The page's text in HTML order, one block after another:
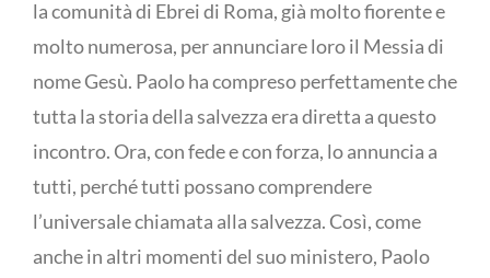
la comunità di Ebrei di Roma, già molto fiorente e
molto numerosa, per annunciare loro il Messia di
nome Gesù. Paolo ha compreso perfettamente che
tutta la storia della salvezza era diretta a questo
incontro. Ora, con fede e con forza, lo annuncia a
tutti, perché tutti possano comprendere
l’universale chiamata alla salvezza. Così, come
anche in altri momenti del suo ministero, Paolo